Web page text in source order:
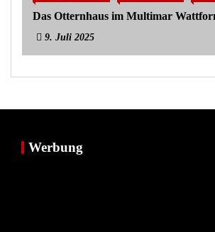
Das Otternhaus im Multimar
9. Juli 2025
Werbung